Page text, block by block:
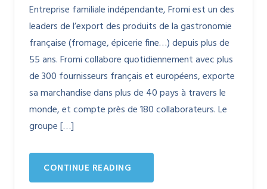
Entreprise familiale indépendante, Fromi est un des
leaders de l’export des produits de la gastronomie
française (fromage, épicerie fine…) depuis plus de
55 ans. Fromi collabore quotidiennement avec plus
de 300 fournisseurs français et européens, exporte
sa marchandise dans plus de 40 pays à travers le
monde, et compte près de 180 collaborateurs. Le
groupe […]
CONTINUE READING